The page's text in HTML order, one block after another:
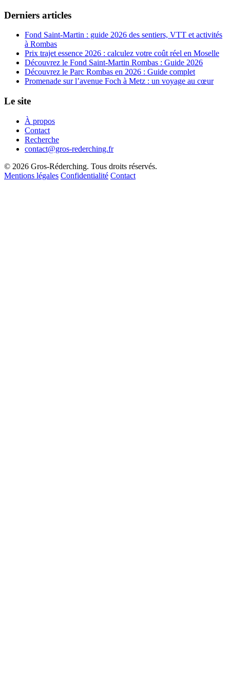
Derniers articles
Fond Saint-Martin : guide 2026 des sentiers, VTT et activités
à Rombas
Prix trajet essence 2026 : calculez votre coût réel en Moselle
Découvrez le Fond Saint-Martin Rombas : Guide 2026
Découvrez le Parc Rombas en 2026 : Guide complet
Promenade sur l’avenue Foch à Metz : un voyage au cœur
Le site
À propos
Contact
Recherche
contact@gros-rederching.fr
© 2026 Gros-Réderching. Tous droits réservés.
Mentions légales Confidentialité Contact